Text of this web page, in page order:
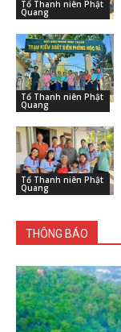
Tổ Thanh niên Phật
Quang
Tổ Thanh niên Phật
Quang
Tổ Thanh niên Phật
Quang
THÔNG BÁO